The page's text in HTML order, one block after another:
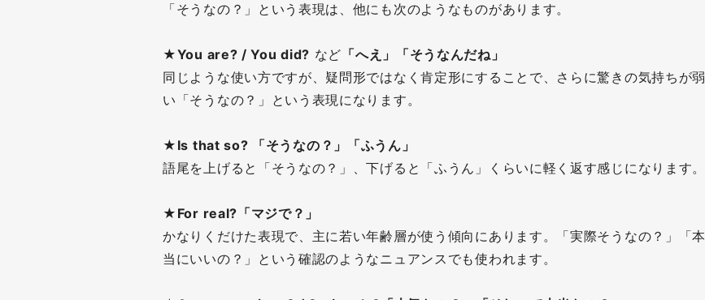
「そうなの？」という表現は、他にも次のようなものがあります。
★You are? / You did? など 「へえ」「そうなんだね」
同じような使い方ですが、疑問形ではなく肯定形にすることで、さらに驚きの気持ちが弱
い「そうなの？」という表現になります。
★Is that so? 「そうなの？」「ふうん」
語尾を上げると「そうなの？」、下げると「ふうん」くらいに軽く返す感じになります。
★For real?「マジで？」
かなりくだけた表現で、主に若い年齢層が使う傾向にあります。「実際そうなの？」「本
当にいいの？」という確認のようなニュアンスでも使われます。